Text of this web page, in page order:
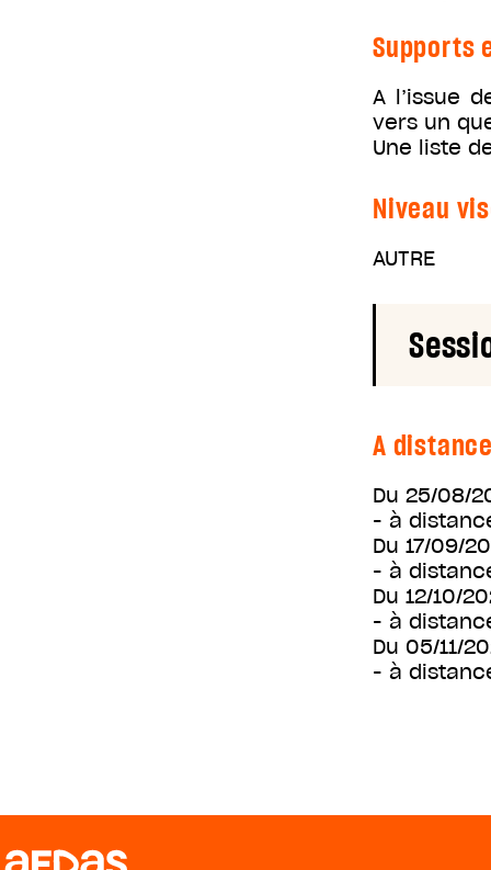
Supports
A l’issue
vers un
Une liste
Niveau
AUTRE
A
Du 25/08/
- à
Du 17/09/
- à
Du 12/10/
- à
Du 05/11/
- à